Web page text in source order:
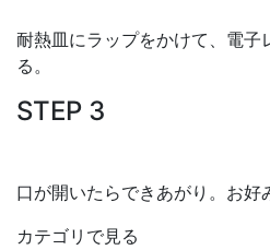
耐熱皿にラップをかけて、電子
る。
STEP 3
口が開いたらできあがり。お好
カテゴリで見る